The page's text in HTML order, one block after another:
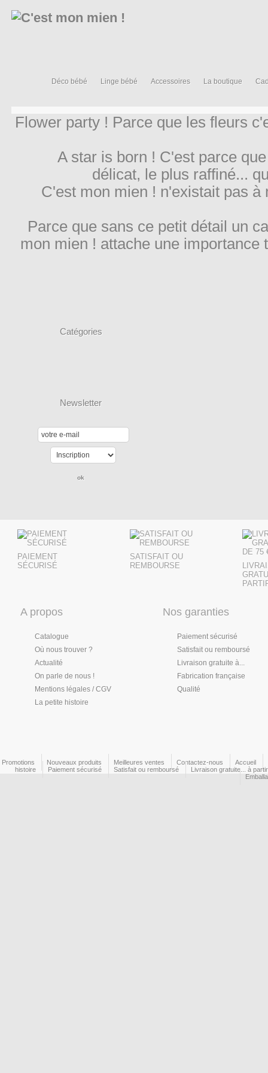
Déco bébé Linge bébé Accessoires La boutique
Flower party ! Parce que les fleurs
A star is born ! C'est parce
délicat, le plus raffiné...
C'est mon mien ! n'existait pas
Parce que sans ce petit détail un
mon mien ! attache une
Catégories
Newsletter
PAIEMENT
SÉCURISÉ
SATISFAIT OU
REMBOURSE
A propos
Catalogue
Où nous trouver ?
Actualité
On parle de nous !
Mentions légales / CGV
La petite histoire
Nos garanties
Paiement sécurisé
Satisfait ou remboursé
Livraison gratuite à...
Fabrication française
Qualité
Promotions Nouveaux produits Meilleures ventes Contactez-nous Accueil
histoire
Paiement sécurisé Satisfait ou remboursé
Livraison gratuite... à